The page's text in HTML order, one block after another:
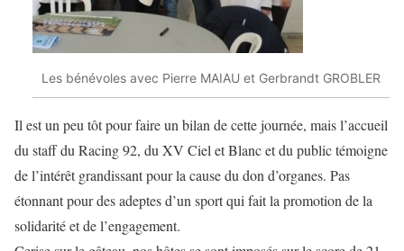
Les bénévoles avec Pierre MAIAU et Gerbrandt GROBLER
Il est un peu tôt pour faire un bilan de cette journée, mais l’accueil
du staff du Racing 92, du XV Ciel et Blanc et du public témoigne
de l’intérêt grandissant pour la cause du don d’organes. Pas
étonnant pour des adeptes d’un sport qui fait la promotion de la
solidarité et de l’engagement.